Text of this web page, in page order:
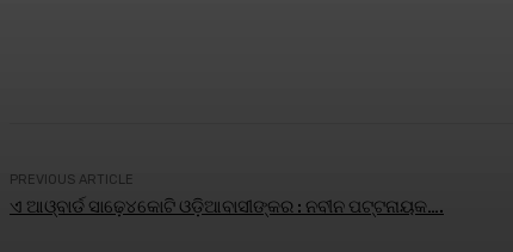
PREVIOUS ARTICLE
ଏ ଆଓ୍ବାର୍ଡ ସାଢ଼େ୪କୋଟି ଓଡ଼ିଆବାସୀଙ୍କର : ନବୀନ ପଟ୍ଟନାୟକ….